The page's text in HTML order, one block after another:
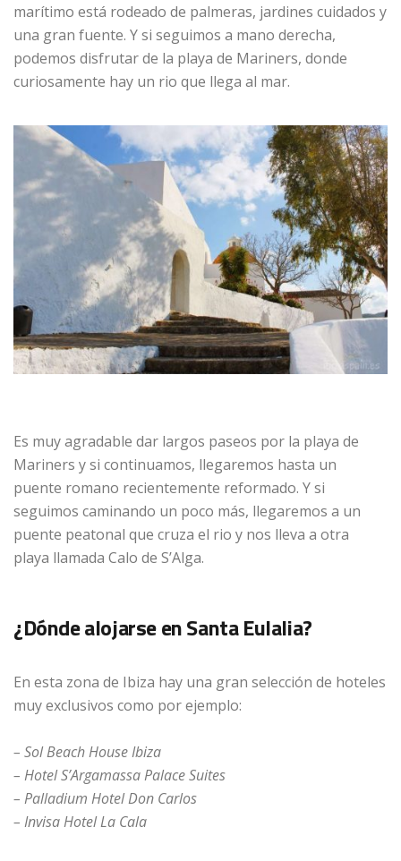
marítimo está rodeado de palmeras, jardines cuidados y
una gran fuente. Y si seguimos a mano derecha,
podemos disfrutar de la playa de Mariners, donde
curiosamente hay un rio que llega al mar.
Es muy agradable dar largos paseos por la playa de
Mariners y si continuamos, llegaremos hasta un
puente romano recientemente reformado. Y si
seguimos caminando un poco más, llegaremos a un
puente peatonal que cruza el rio y nos lleva a otra
playa llamada Calo de S’Alga.
¿Dónde alojarse en Santa Eulalia?
En esta zona de Ibiza hay una gran selección de hoteles
muy exclusivos como por ejemplo:
– Sol Beach House Ibiza
– Hotel S’Argamassa Palace Suites
– Palladium Hotel Don Carlos
– Invisa Hotel La Cala